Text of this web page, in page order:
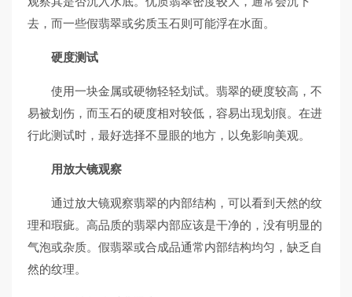
去，而一些假翡翠或劣质玉石则可能浮在水面。
硬度测试
使用一块金属或硬物轻轻划试。翡翠的硬度较高，不
易被划伤，而玉石的硬度相对较低，容易出现划痕。在进
行此测试时，最好选择不显眼的地方，以免影响美观。
用放大镜观察
通过放大镜观察翡翠的内部结构，可以看到天然的纹
理和瑕疵。高品质的翡翠内部应该是干净的，没有明显的
气泡或杂质。假翡翠或合成品通常内部结构均匀，缺乏自
然的纹理。